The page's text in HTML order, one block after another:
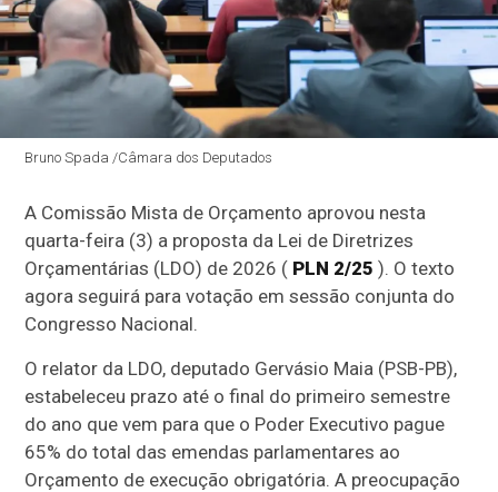
Bruno Spada /Câmara dos Deputados
A Comissão Mista de Orçamento aprovou nesta
quarta-feira (3) a proposta da Lei de Diretrizes
Orçamentárias (LDO) de 2026 ( PLN 2/25 ). O texto
agora seguirá para votação em sessão conjunta do
Congresso Nacional.
O relator da LDO, deputado Gervásio Maia (PSB-PB),
estabeleceu prazo até o final do primeiro semestre
do ano que vem para que o Poder Executivo pague
65% do total das emendas parlamentares ao
Orçamento de execução obrigatória. A preocupação